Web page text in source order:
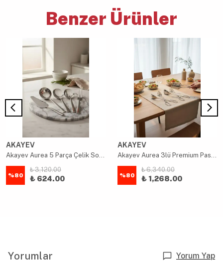
Benzer Ürünler
AKAYEV
Akayev Aurea 5 Parça Çelik Sos Kepçe Servis Seti
%80
₺ 3,120.00
₺ 624.00
AKAYEV
Akayev Aurea 3lü Premium Pasta Salata Makarna Maşa Takımı
%80
₺ 6,340.00
₺ 1,268.00
Yorumlar Yorum Yap